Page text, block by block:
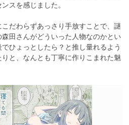
スを感じました。
だわらずあっさり手放すことで、謎
田さんがどういった人物なのかとい
ひょっとしたら？と推し量れるよう
と、なんとも丁寧に作りこまれた魅